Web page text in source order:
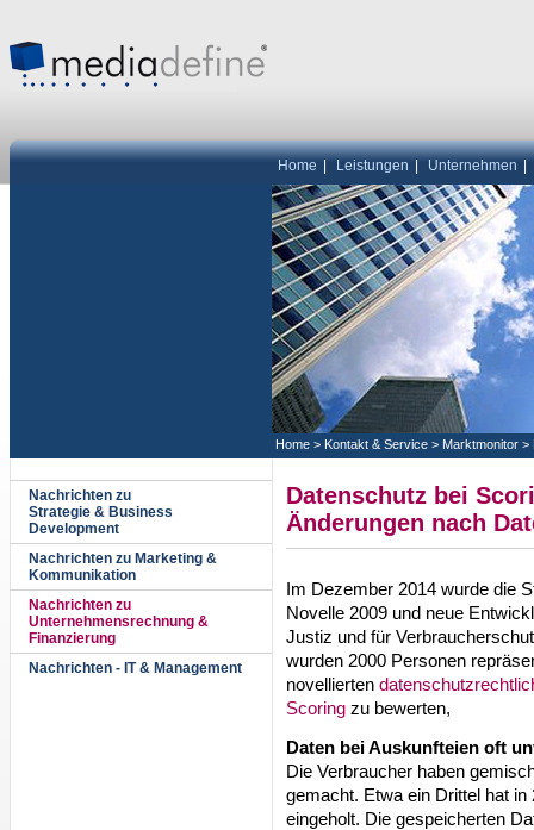
Home Leistungen Unternehmen
Home > Kontakt & Service > Marktmonitor >
Nachrichten zu
Strategie & Business
Development
Nachrichten zu Marketing &
Kommunikation
Nachrichten zu
Unternehmensrechnung &
Finanzierung
Nachrichten - IT & Management
Datenschutz bei
Änderungen nach
Im Dezember 2014 wurde die
Novelle 2009 und neue
Justiz und für
wurden 2000 Personen
novellierten
Scoring zu bewerten,
Daten bei Auskunfteien oft
Die Verbraucher haben
gemacht. Etwa ein Drittel hat
eingeholt. Die gespeicherten